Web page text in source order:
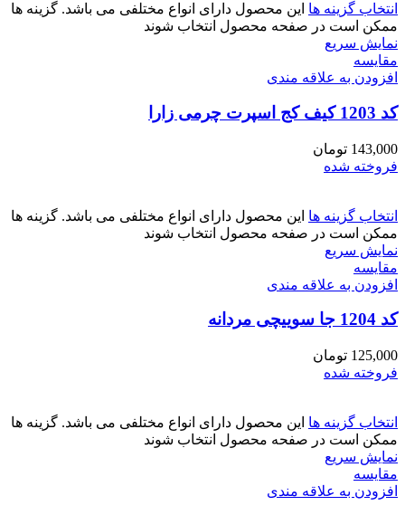
انتخاب گزینه ها این محصول دارای انواع مختلفی می باشد. گزینه ها
ممکن است در صفحه محصول انتخاب شوند
نمایش سریع
مقايسه
افزودن به علاقه مندی
کد 1203 کیف کج اسپرت چرمی زارا
143,000 تومان
فروخته شده
انتخاب گزینه ها این محصول دارای انواع مختلفی می باشد. گزینه ها
ممکن است در صفحه محصول انتخاب شوند
نمایش سریع
مقايسه
افزودن به علاقه مندی
کد 1204 جا سوییچی مردانه
125,000 تومان
فروخته شده
انتخاب گزینه ها این محصول دارای انواع مختلفی می باشد. گزینه ها
ممکن است در صفحه محصول انتخاب شوند
نمایش سریع
مقايسه
افزودن به علاقه مندی